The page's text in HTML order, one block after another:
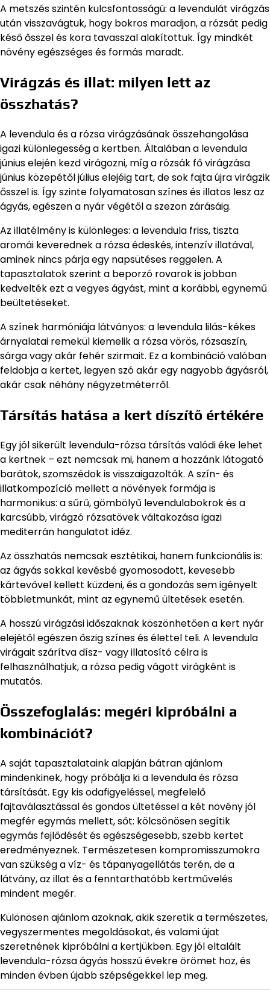
A metszés szintén kulcsfontosságú: a levendulát virágzás
után visszavágtuk, hogy bokros maradjon, a rózsát pedig
késő ősszel és kora tavasszal alakítottuk. Így mindkét
növény egészséges és formás maradt.
Virágzás és illat: milyen lett az
összhatás?
A levendula és a rózsa virágzásának összehangolása
igazi különlegesség a kertben. Általában a levendula
június elején kezd virágozni, míg a rózsák fő virágzása
június közepétől július elejéig tart, de sok fajta újra virágzik
ősszel is. Így szinte folyamatosan színes és illatos lesz az
ágyás, egészen a nyár végétől a szezon zárásáig.
Az illatélmény is különleges: a levendula friss, tiszta
aromái keverednek a rózsa édeskés, intenzív illatával,
aminek nincs párja egy napsütéses reggelen. A
tapasztalatok szerint a beporzó rovarok is jobban
kedvelték ezt a vegyes ágyást, mint a korábbi, egynemű
beültetéseket.
A színek harmóniája látványos: a levendula lilás-kékes
árnyalatai remekül kiemelik a rózsa vörös, rózsaszín,
sárga vagy akár fehér szirmait. Ez a kombináció valóban
feldobja a kertet, legyen szó akár egy nagyobb ágyásról,
akár csak néhány négyzetméterről.
Társítás hatása a kert díszítő értékére
Egy jól sikerült levendula-rózsa társítás valódi éke lehet
a kertnek – ezt nemcsak mi, hanem a hozzánk látogató
barátok, szomszédok is visszaigazolták. A szín- és
illatkompozíció mellett a növények formája is
harmonikus: a sűrű, gömbölyű levendulabokrok és a
karcsúbb, virágzó rózsatövek váltakozása igazi
mediterrán hangulatot idéz.
Az összhatás nemcsak esztétikai, hanem funkcionális is:
az ágyás sokkal kevésbé gyomosodott, kevesebb
kártevővel kellett küzdeni, és a gondozás sem igényelt
többletmunkát, mint az egynemű ültetések esetén.
A hosszú virágzási időszaknak köszönhetően a kert nyár
elejétől egészen őszig színes és élettel teli. A levendula
virágait szárítva dísz- vagy illatosító célra is
felhasználhatjuk, a rózsa pedig vágott virágként is
mutatós.
Összefoglalás: megéri kipróbálni a
kombinációt?
A saját tapasztalataink alapján bátran ajánlom
mindenkinek, hogy próbálja ki a levendula és rózsa
társítását. Egy kis odafigyeléssel, megfelelő
fajtaválasztással és gondos ültetéssel a két növény jól
megfér egymás mellett, sőt: kölcsönösen segítik
egymás fejlődését és egészségesebb, szebb kertet
eredményeznek. Természetesen kompromisszumokra
van szükség a víz- és tápanyagellátás terén, de a
látvány, az illat és a fenntarthatóbb kertművelés
mindent megér.
Különösen ajánlom azoknak, akik szeretik a természetes,
vegyszermentes megoldásokat, és valami újat
szeretnének kipróbálni a kertjükben. Egy jól eltalált
levendula-rózsa ágyás hosszú évekre örömet hoz, és
minden évben újabb szépségekkel lep meg.